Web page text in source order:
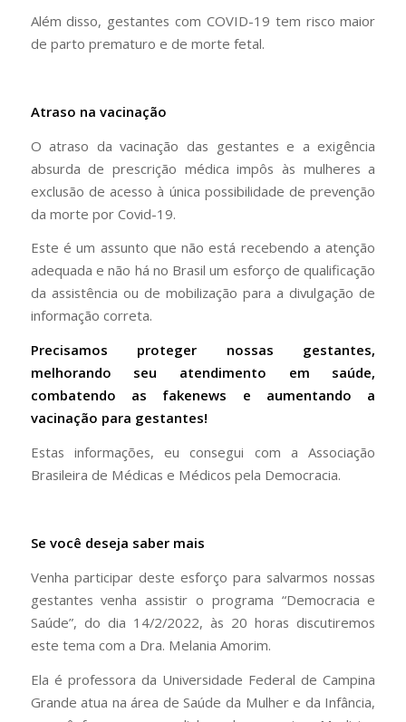
Além disso, gestantes com COVID-19 tem risco maior
de parto prematuro e de morte fetal.
Atraso na vacinação
O atraso da vacinação das gestantes e a exigência
absurda de prescrição médica impôs às mulheres a
exclusão de acesso à única possibilidade de prevenção
da morte por Covid-19.
Este é um assunto que não está recebendo a atenção
adequada e não há no Brasil um esforço de qualificação
da assistência ou de mobilização para a divulgação de
informação correta.
Precisamos proteger nossas gestantes,
melhorando seu atendimento em saúde,
combatendo as fakenews e aumentando a
vacinação para gestantes!
Estas informações, eu consegui com a Associação
Brasileira de Médicas e Médicos pela Democracia.
Se você deseja saber mais
Venha participar deste esforço para salvarmos nossas
gestantes venha assistir o programa “Democracia e
Saúde”, do dia 14/2/2022, às 20 horas discutiremos
este tema com a Dra. Melania Amorim.
Ela é professora da Universidade Federal de Campina
Grande atua na área de Saúde da Mulher e da Infância,